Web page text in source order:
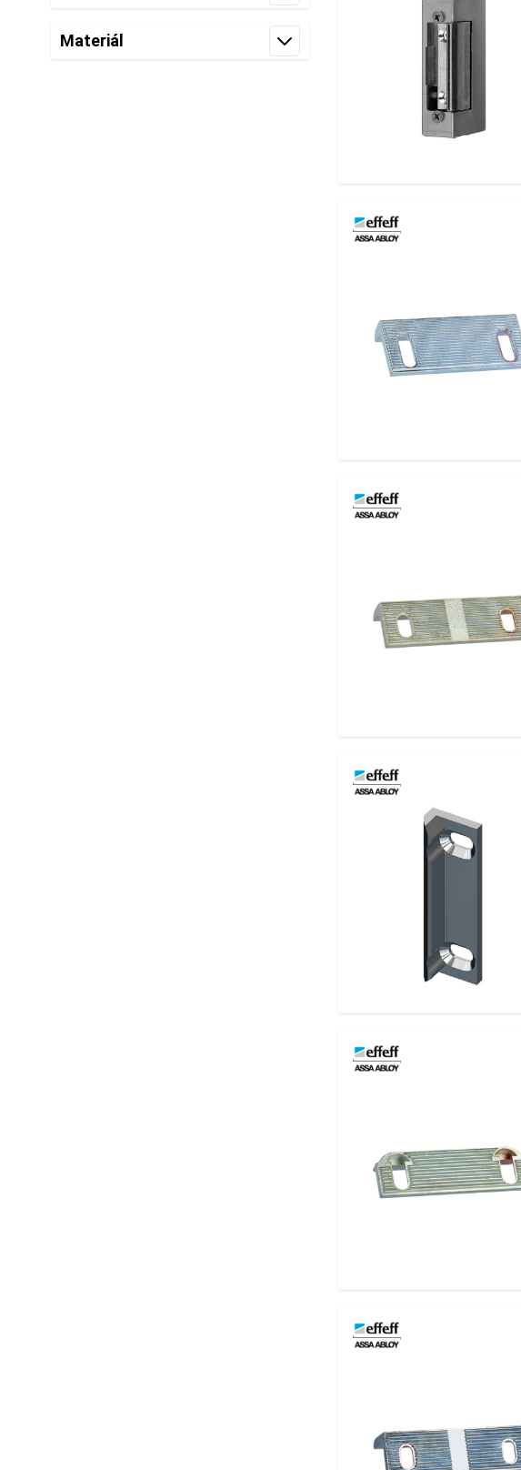
Materiál